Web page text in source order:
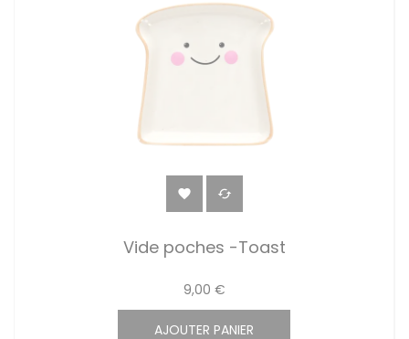
 
Vide poches -Toast
9,00 €
AJOUTER PANIER